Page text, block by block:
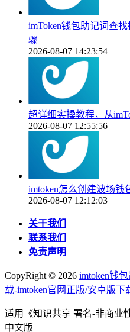
imToken钱包助记词查
骤
2026-08-07 14:23:54
超详细实操教程，从
2026-08-07 12:55:56
imtoken怎么创建波场钱
2026-08-07 12:12:03
关于我们
联系我们
免责声明
CopyRight © 2026 imtoken钱
载-imtoken官网正版/安卓版下
适用《知识共享 署名-非商业
中文版